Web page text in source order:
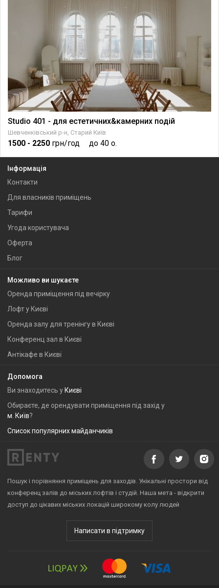
Studio 401 - для естетичних&камерних подій
Шевченківський р-н, Старий Київ
1500 - 2250 грн/год до 40 о.
Інформація
Контакти
Для власників приміщень
Тарифи
Угода користувача
Оферта
Блог
Можливо ви шукаєте
Оренда приміщення під вечірку
Лофт у Києві
Оренда залу для тренінгу в Києві
Конференц зал в Києві
Антікафе в Києві
Допомога
Ви знаходитесь у Києві
Обираєте, де орендувати приміщення під захід у
м. Київ?
Список популярних майданчиків
Пошук і порівняння приміщень для заходів. Унікальні простори від
конференц залів до міських лофтів і студій. Наша мета - відкрити
доступ до цікавих міських локацій широкому колу людей
Написати в підтримку